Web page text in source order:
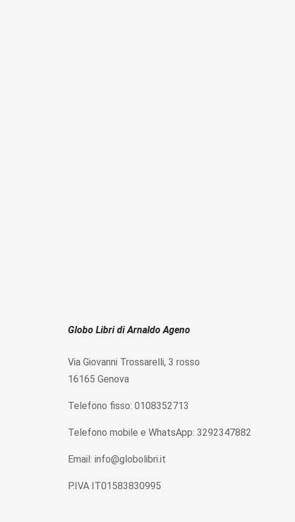
Globo Libri di Arnaldo Ageno
Via Giovanni Trossarelli, 3 rosso
16165 Genova
Telefono fisso: 0108352713
Telefono mobile e WhatsApp: 3292347882
Email: info@globolibri.it
P.IVA IT01583830995